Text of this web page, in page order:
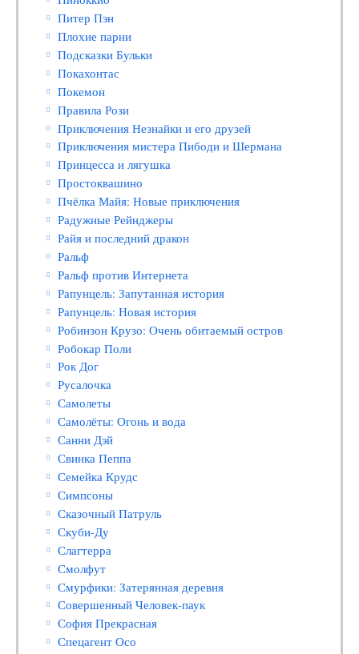
Питер Пэн
Плохие парни
Подсказки Бульки
Покахонтас
Покемон
Правила Рози
Приключения Незнайки и его друзей
Приключения мистера Пибоди и Шермана
Принцесса и лягушка
Простоквашино
Пчёлка Майя: Новые приключения
Радужные Рейнджеры
Райя и последний дракон
Ральф
Ральф против Интернета
Рапунцель: Запутанная история
Рапунцель: Новая история
Робинзон Крузо: Очень обитаемый остров
Робокар Поли
Рок Дог
Русалочка
Самолеты
Самолёты: Огонь и вода
Санни Дэй
Свинка Пеппа
Семейка Крудс
Симпсоны
Сказочный Патруль
Скуби-Ду
Слагтерра
Смолфут
Смурфики: Затерянная деревня
Совершенный Человек-паук
София Прекрасная
Спецагент Осо